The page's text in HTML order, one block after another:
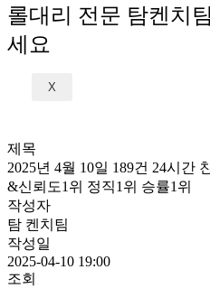
X
롤대리 전문 탐켄치
세요
제목
2025년 4월 10일 189건 24시간
&신뢰도1위 정직1위 승률1위
작성자
탐 켄치팀
작성일
2025-04-10 19:00
조회